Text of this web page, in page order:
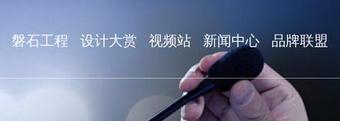
磐石工程 设计大赏 视频站 新闻中心 品牌联盟